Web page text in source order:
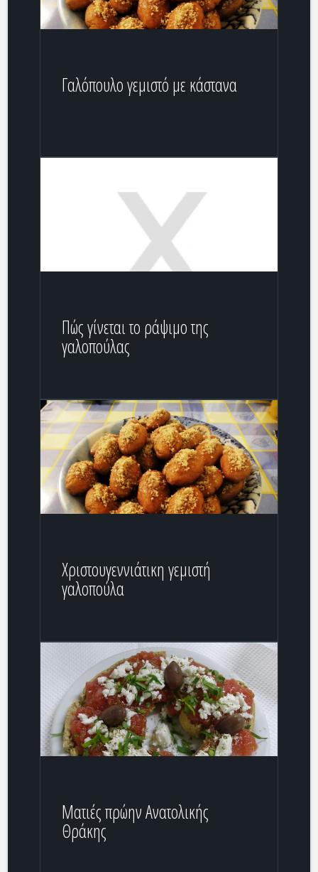
Γαλόπουλο γεμιστό με κάστανα
Πώς γίνεται το ράψιμο της
γαλοπούλας
Χριστουγεννιάτικη γεμιστή
γαλοπούλα
Ματιές πρώην Ανατολικής
Θράκης